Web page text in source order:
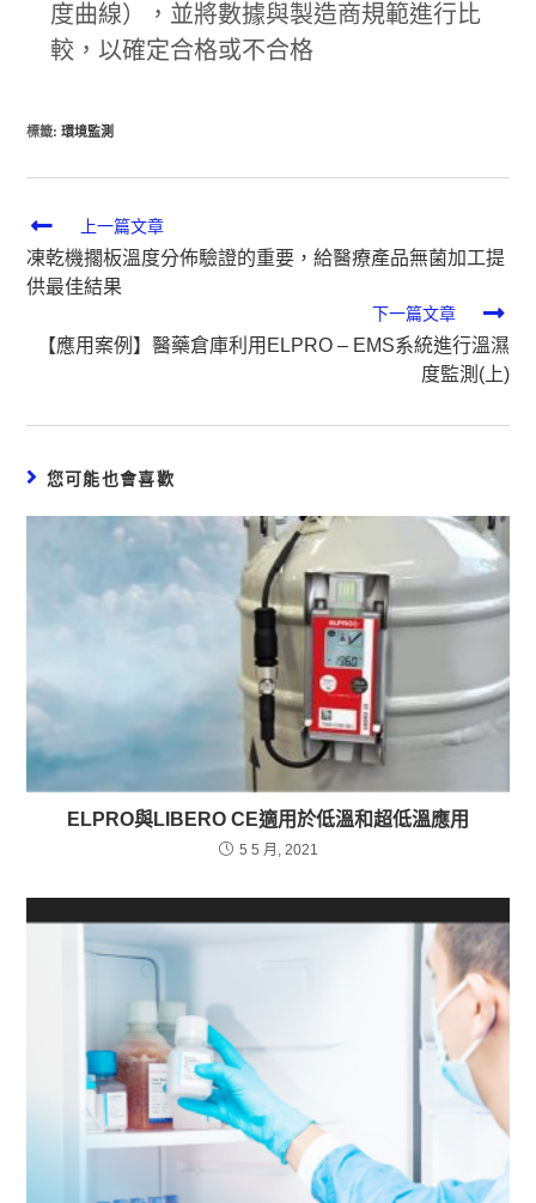
度曲線），並將數據與製造商規範進行比
較，以確定合格或不合格
標籤:環境監測
上一篇文章
凍乾機擱板溫度分佈驗證的重要，給醫療產品無菌加工提
供最佳結果
下一篇文章
【應用案例】醫藥倉庫利用ELPRO – EMS系統進行溫濕
度監測(上)
您可能也會喜歡
ELPRO與LIBERO CE適用於低溫和超低溫應用
5 5 月, 2021